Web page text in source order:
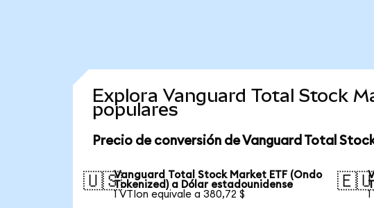
Explora Vanguard Total Stock
populares
Precio de conversión de Vanguard Total
🇺🇸Vanguard Total Stock Market ETF (Ondo
Tokenized) a Dólar estadounidense
1 VTIon equivale a 380,72 $